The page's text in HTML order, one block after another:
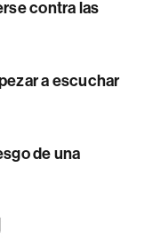
contra las
a escuchar
de una